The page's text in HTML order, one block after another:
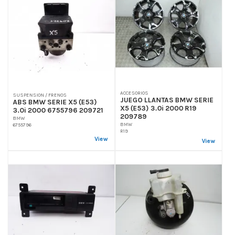
SUSPENSION / FRENOS
ABS BMW SERIE X5 (E53)
3.0i 2000 6755796 209721
BMW
6755796
View
ACCESORIOS
JUEGO LLANTAS BMW SERIE
X5 (E53) 3.0i 2000 R19
209789
BMW
R19
View